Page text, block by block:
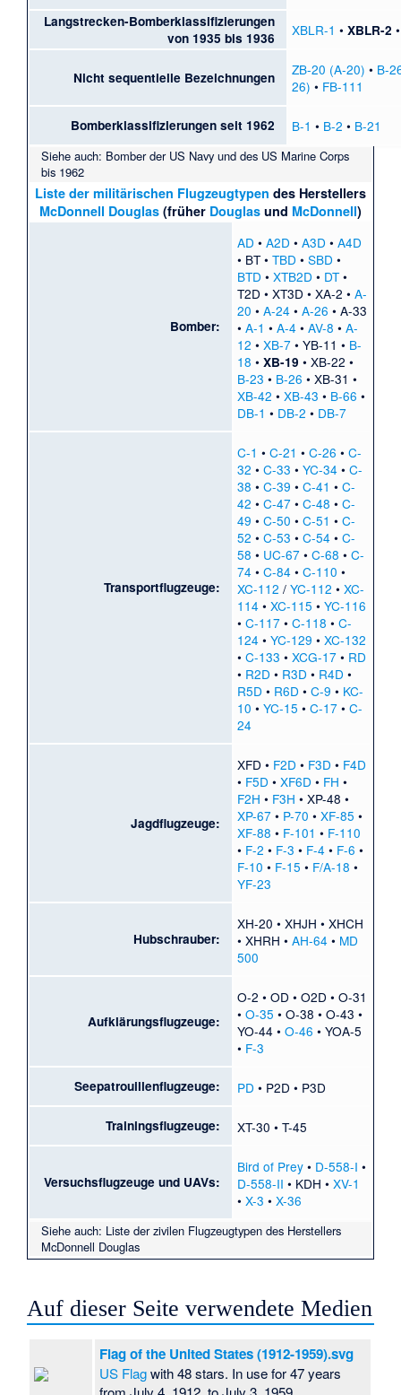
Langstrecken-Bomberklassifizierungen
von 1935 bis 1936
XBLR-1 • XBLR-2
Nicht sequentielle Bezeichnungen ZB-20 (A-20) • B-
26) • FB-111
Bomberklassifizierungen seit 1962 B-1 • B-2 • B-21
Siehe auch: Bomber der US Navy und des US Marine Corps
bis 1962
Liste der militärischen Flugzeugtypen des Herstellers
McDonnell Douglas (früher Douglas und McDonnell)
Bomber:
AD • A2D • A3D • A4D
• BT• TBD • SBD •
BTD • XTB2D • DT•
T2D • XT3D • XA-2 • A-
20 • A-24• A-26 • A-33
• A-1 • A-4• AV-8 • A-
12 • XB-7• YB-11 • B-
18 • XB-19 • XB-22 •
B-23 • B-26 • XB-31 •
XB-42 • XB-43 • B-66 •
DB-1 • DB-2 • DB-7
Transportflugzeuge:
C-1 • C-21 • C-26 • C-
32 • C-33 • YC-34• C-
38 • C-39 • C-41 • C-
42 • C-47• C-48 • C-
49 • C-50 • C-51 • C-
52 • C-53 • C-54• C-
58 • UC-67• C-68 • C-
74• C-84• C-110 •
XC-112 / YC-112 • XC-
114• XC-115 • YC-116
• C-117• C-118 • C-
124• YC-129 • XC-132
• C-133 • XCG-17• RD
• R2D • R3D • R4D •
R5D • R6D • C-9 • KC-
10 • YC-15 • C-17• C-
24
Jagdflugzeuge:
XFD • F2D • F3D • F4D
• F5D • XF6D • FH •
F2H • F3H • XP-48 •
XP-67• P-70 • XF-85 •
XF-88 • F-101 • F-110
• F-2 • F-3 • F-4• F-6 •
F-10 • F-15 • F/A-18 •
YF-23
Hubschrauber:
XH-20 • XHJH • XHCH
• XHRH • AH-64• MD
500
Aufklärungsflugzeuge:
O-2 • OD • O2D • O-31
• O-35 • O-38 • O-43 •
YO-44• O-46 • YOA-5
• F-3
Seepatrouillenflugzeuge: PD • P2D • P3D
Trainingsflugzeuge: XT-30 • T-45
Versuchsflugzeuge und UAVs:
Bird of Prey• D-558-I •
D-558-II • KDH • XV-1
• X-3 • X-36
Siehe auch: Liste der zivilen Flugzeugtypen des Herstellers
McDonnell Douglas
Auf dieser Seite verwendete Medien
Flag of the United States (1912-1959).svg
US Flagwith 48 stars. In use for 47 years